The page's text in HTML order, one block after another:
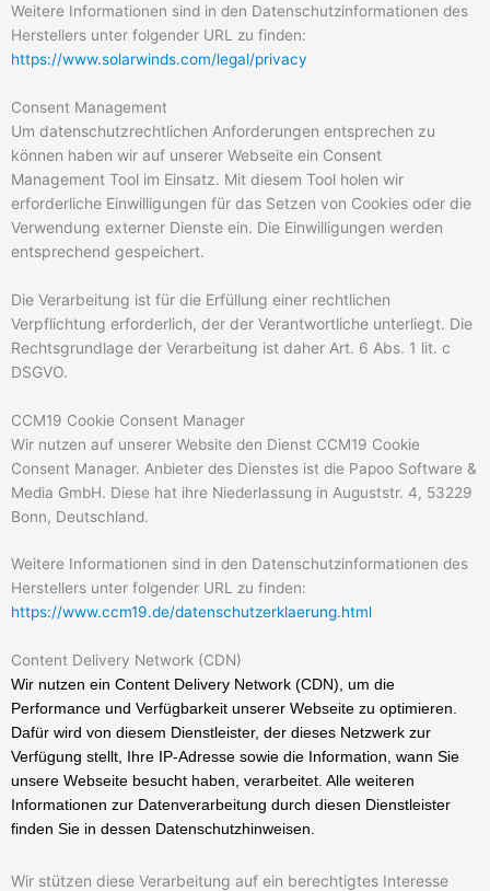
Weitere Informationen sind in den Datenschutzinformationen des
Herstellers unter folgender URL zu finden:
https://www.solarwinds.com/legal/privacy
Consent Management
Um datenschutzrechtlichen Anforderungen entsprechen zu
können haben wir auf unserer Webseite ein Consent
Management Tool im Einsatz. Mit diesem Tool holen wir
erforderliche Einwilligungen für das Setzen von Cookies oder die
Verwendung externer Dienste ein. Die Einwilligungen werden
entsprechend gespeichert.
Die Verarbeitung ist für die Erfüllung einer rechtlichen
Verpflichtung erforderlich, der der Verantwortliche unterliegt. Die
Rechtsgrundlage der Verarbeitung ist daher Art. 6 Abs. 1 lit. c
DSGVO.
CCM19 Cookie Consent Manager
Wir nutzen auf unserer Website den Dienst CCM19 Cookie
Consent Manager. Anbieter des Dienstes ist die Papoo Software &
Media GmbH. Diese hat ihre Niederlassung in Auguststr. 4, 53229
Bonn, Deutschland.
Weitere Informationen sind in den Datenschutzinformationen des
Herstellers unter folgender URL zu finden:
https://www.ccm19.de/datenschutzerklaerung.html
Content Delivery Network (CDN)
Wir nutzen ein Content Delivery Network (CDN), um die
Performance und Verfügbarkeit unserer Webseite zu optimieren.
Dafür wird von diesem Dienstleister, der dieses Netzwerk zur
Verfügung stellt, Ihre IP-Adresse sowie die Information, wann Sie
unsere Webseite besucht haben, verarbeitet. Alle weiteren
Informationen zur Datenverarbeitung durch diesen Dienstleister
finden Sie in dessen Datenschutzhinweisen.
Wir stützen diese Verarbeitung auf ein berechtigtes Interesse